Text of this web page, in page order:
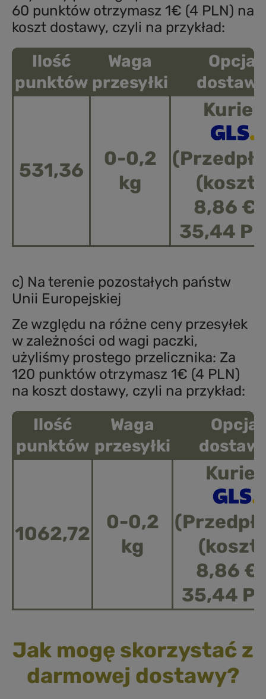
60 punktów otrzymasz 1€ (4 PLN) na
koszt dostawy, czyli na przykład:
Ilość
punktów
Waga
przesyłki
Opcja
531,36
0-0,2
kg
Kurier
(koszt
8,86 €
35,44
c) Na terenie pozostałych państw
Unii Europejskiej
Ze względu na różne ceny przesyłek
w zależności od wagi paczki,
użyliśmy prostego przelicznika: Za
120 punktów otrzymasz 1€ (4 PLN)
na koszt dostawy, czyli na przykład:
Ilość
punktów
Waga
przesyłki
Opcja
1062,72
0-0,2
kg
Kurier
(koszt
8,86 €
35,44
Jak mogę skorzystać z
darmowej dostawy?